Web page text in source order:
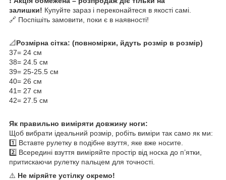
залишки! Купуйте зараз і переконайтеся в якості самі.
🔗 Поспішіть замовити, поки є в наявності!
📐Розмірна сітка: (повномірки, йдуть розмір в розмір)
37= 24 см
38= 24.5 см
39= 25-25.5 см
40= 26 см
41= 27 см
42= 27.5 см
Як правильно виміряти довжину ноги:
Щоб вибрати ідеальний розмір, робіть виміри так само як ми:
1️⃣ Вставте рулетку в подібне взуття, яке вже носите.
2️⃣ Всередині взуття виміряйте простір від носка до п’ятки,
притискаючи рулетку пальцем для точності.
⚠️ Не міряйте устілку окремо!